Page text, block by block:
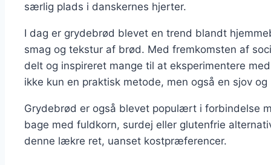
særlig plads i danskernes hjerter.
I dag er grydebrød blevet en trend blandt
smag og tekstur af brød. Med fremkomsten af
delt og inspireret mange til at eksperimentere
ikke kun en praktisk metode, men også en sjov
Grydebrød er også blevet populært i forbindelse
bage med fuldkorn, surdej eller glutenfrie
denne lækre ret, uanset kostpræferencer.